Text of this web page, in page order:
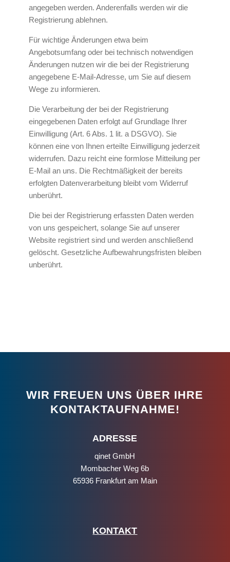
angegeben werden. Anderenfalls werden wir die
Registrierung ablehnen.
Für wichtige Änderungen etwa beim
Angebotsumfang oder bei technisch notwendigen
Änderungen nutzen wir die bei der Registrierung
angegebene E-Mail-Adresse, um Sie auf diesem
Wege zu informieren.
Die Verarbeitung der bei der Registrierung
eingegebenen Daten erfolgt auf Grundlage Ihrer
Einwilligung (Art. 6 Abs. 1 lit. a DSGVO). Sie
können eine von Ihnen erteilte Einwilligung jederzeit
widerrufen. Dazu reicht eine formlose Mitteilung per
E-Mail an uns. Die Rechtmäßigkeit der bereits
erfolgten Datenverarbeitung bleibt vom Widerruf
unberührt.
Die bei der Registrierung erfassten Daten werden
von uns gespeichert, solange Sie auf unserer
Website registriert sind und werden anschließend
gelöscht. Gesetzliche Aufbewahrungsfristen bleiben
unberührt.
WIR FREUEN UNS ÜBER IHRE
KONTAKTAUFNAHME!
ADRESSE
qinet GmbH
Mombacher Weg 6b
65936 Frankfurt am Main
KONTAKT